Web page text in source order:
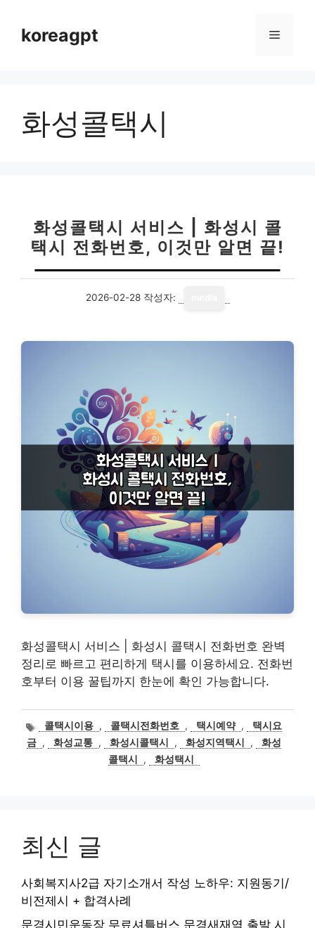
koreagpt 메
화성콜택시
화성콜택시 서비스 | 화성시 콜
택시 전화번호, 이것만 알면 끝!
2026-02-28 작성자:
화성콜택시 서비스 | 화성시 콜택시 전화번호 완벽
정리로 빠르고 편리하게 택시를 이용하세요. 전화번
호부터 이용 꿀팁까지 한눈에 확인 가능합니다.
태콜택시이용 , 콜택시전화번호 , 택시예약 ,
택시요
금 , 화성교통 , 화성시콜택시 , 화성지역택시 ,
화성
콜택시
, 화성택시
최신 글
사회복지사2급 자기소개서 작성 노하우: 지원동기/
비전제시 + 합격사례
문경시민운동장 무료셔틀버스 문경새재역 출발 시